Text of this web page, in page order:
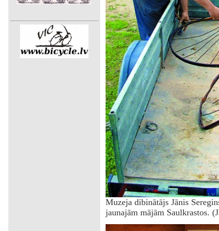
Muzeja dibinātājs Jānis
jaunajām mājām Saulkrastos.